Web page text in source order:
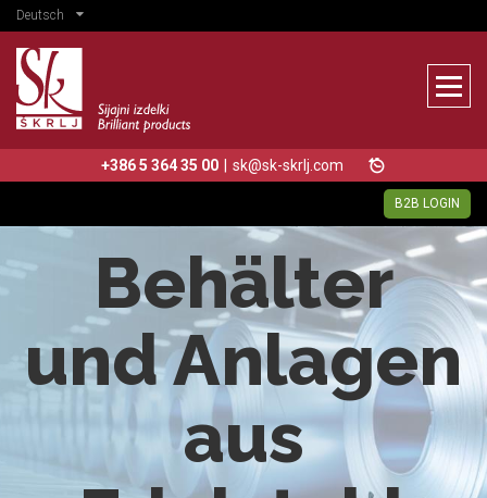
Deutsch
+386 5 364 35 00 | sk@sk-skrlj.com
B2B LOGIN
Behälter
und Anlagen
aus